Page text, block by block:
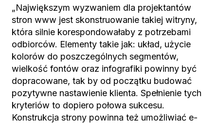
„Największym wyzwaniem dla projektantów
stron www jest skonstruowanie takiej witryny,
która silnie korespondowałaby z potrzebami
odbiorców. Elementy takie jak: układ, użycie
kolorów do poszczególnych segmentów,
wielkość fontów oraz infografiki powinny być
dopracowane, tak by od początku budować
pozytywne nastawienie klienta. Spełnienie tych
kryteriów to dopiero połowa sukcesu.
Konstrukcja strony powinna też umożliwiać e-